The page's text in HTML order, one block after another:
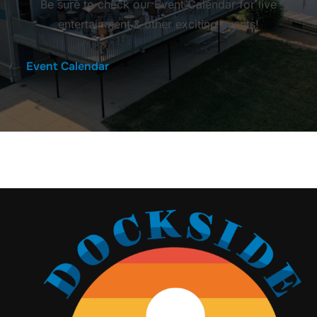
Be sure to check our Event Calendar for live
entertainment & other exciting events!
Event Calendar